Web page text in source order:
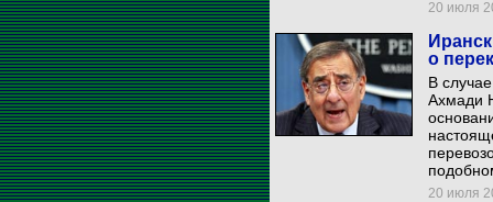
20 июля
о
В
Ахмади
20 июля